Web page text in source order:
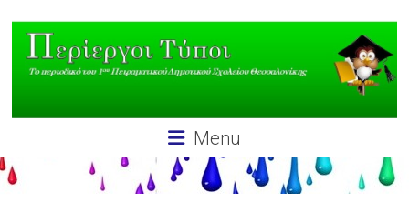
content
ΠΕΡΊΕΡΓΟΙ
ΤΎΠΟΙ
1ου
Menu